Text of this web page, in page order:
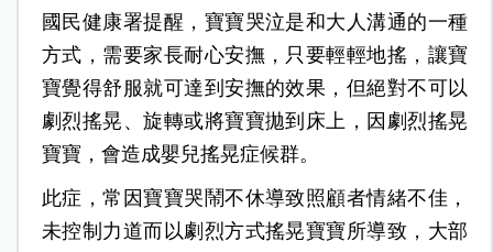
國民健康署提醒，寶寶哭泣是和大人溝通的一種
方式，需要家長耐心安撫，只要輕輕地搖，讓寶
寶覺得舒服就可達到安撫的效果，但絕對不可以
劇烈搖晃、旋轉或將寶寶拋到床上，因劇烈搖晃
寶寶，會造成嬰兒搖晃症候群。
此症，常因寶寶哭鬧不休導致照顧者情緒不佳，
未控制力道而以劇烈方式搖晃寶寶所導致，大部